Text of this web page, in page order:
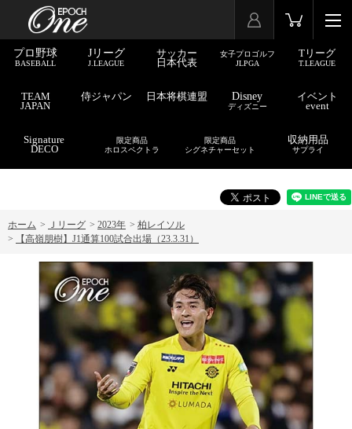
プロ野球
BASEBALL
Jリーグ
J.LEAGUE
サッカー
日本代表
女子プロゴルフ
JLPGA
Tリーグ
T.LEAGUE
TEAM
JAPAN
侍ジャパン 日本将棋連盟 Disney
ディズニー
イベント
event
Signature
DECO
限定商品
ホロスペクトラ
限定商品
シグネチャーセット
収納用品
サプライ
ホーム > Ｊリーグ > 2023年 > 柏レイソル
>
【高嶺朋樹】J1通算100試合出場（23.3.31）